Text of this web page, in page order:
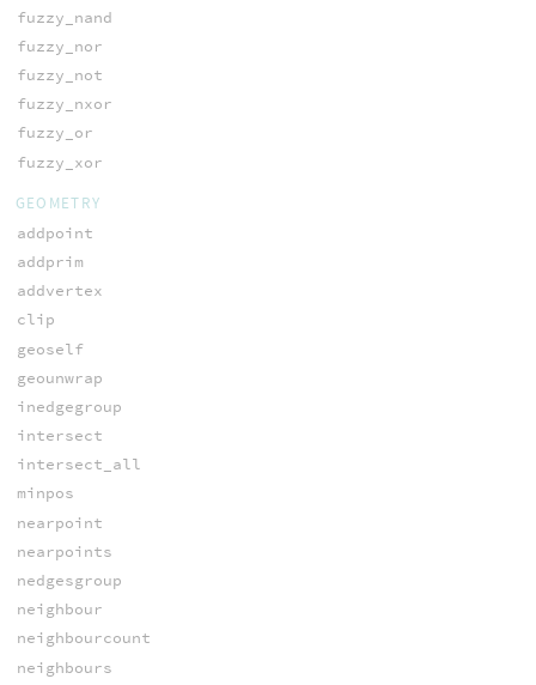
fuzzy_nand
fuzzy_nor
fuzzy_not
fuzzy_nxor
fuzzy_or
fuzzy_xor
GEOMETRY
addpoint
addprim
addvertex
clip
geoself
geounwrap
inedgegroup
intersect
intersect_all
minpos
nearpoint
nearpoints
nedgesgroup
neighbour
neighbourcount
neighbours